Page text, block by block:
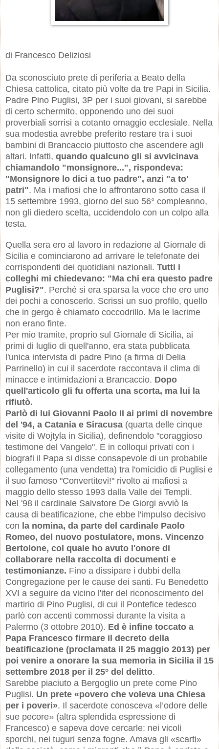
di Francesco Deliziosi
Da sconosciuto prete di periferia a Beato della
Chiesa cattolica, citato più volte da tre Papi in Sicilia.
Padre Pino Puglisi, 3P per i suoi giovani, si sarebbe
di certo schermito, opponendo uno dei suoi
proverbiali sorrisi a cotanto omaggio ecclesiale. Nella
sua modestia avrebbe preferito restare tra i suoi
bambini di Brancaccio piuttosto che ascendere agli
altari. Infatti, quando qualcuno gli si avvicinava
chiamandolo "monsignore...", rispondeva:
"Monsignore lo dici a tuo padre", anzi "a to'
patri". Ma i mafiosi che lo affrontarono sotto casa il
15 settembre 1993, giorno del suo 56° compleanno,
non gli diedero scelta, uccidendolo con un colpo alla
testa.
Quella sera ero al lavoro in redazione al Giornale di
Sicilia e cominciarono ad arrivare le telefonate dei
corrispondenti dei quotidiani nazionali. Tutti i
colleghi mi chiedevano: "Ma chi era questo padre
Puglisi?". Perché si era sparsa la voce che ero uno
dei pochi a conoscerlo. Scrissi un suo profilo, quello
che in gergo è chiamato coccodrillo. Ma le lacrime
non erano finte.
Per mio tramite, proprio sul Giornale di Sicilia, ai
primi di luglio di quell'anno, era stata pubblicata
l'unica intervista di padre Pino (a firma di Delia
Parrinello) in cui il sacerdote raccontava il clima di
minacce e intimidazioni a Brancaccio. Dopo
quell'articolo gli fu offerta una scorta, ma lui la
rifiutò.
Parlò di lui Giovanni Paolo II ai primi di novembre
del '94, a Catania e Siracusa (quarta delle cinque
visite di Wojtyla in Sicilia), definendolo "coraggioso
testimone del Vangelo". E in colloqui privati con i
biografi il Papa si disse consapevole di un probabile
collegamento (una vendetta) tra l'omicidio di Puglisi e
il suo famoso "Convertitevi!" rivolto ai mafiosi a
maggio dello stesso 1993 dalla Valle dei Templi.
Nel '98 il cardinale Salvatore De Giorgi avviò la
causa di beatificazione, che ebbe l'impulso decisivo
con la nomina, da parte del cardinale Paolo
Romeo, del nuovo postulatore, mons. Vincenzo
Bertolone, col quale ho avuto l'onore di
collaborare nella raccolta di documenti e
testimonianze. Fino a dissipare i dubbi della
Congregazione per le cause dei santi. Fu Benedetto
XVI a seguire da vicino l'iter del riconoscimento del
martirio di Pino Puglisi, di cui il Pontefice tedesco
parlò con accenti commossi durante la visita a
Palermo (3 ottobre 2010). Ed è infine toccato a
Papa Francesco firmare il decreto della
beatificazione (proclamata il 25 maggio 2013) per
poi venire a onorare la sua memoria in Sicilia il 15
settembre 2018 per il 25° del delitto.
Sarebbe piaciuto a Bergoglio un prete come Pino
Puglisi. Un prete «povero che voleva una Chiesa
per i poveri». Il sacerdote conosceva «l’odore delle
sue pecore» (altra splendida espressione di
Francesco) e sapeva dove cercarle: nei vicoli
sporchi, nei tuguri senza fogne. Amava gli «scarti»